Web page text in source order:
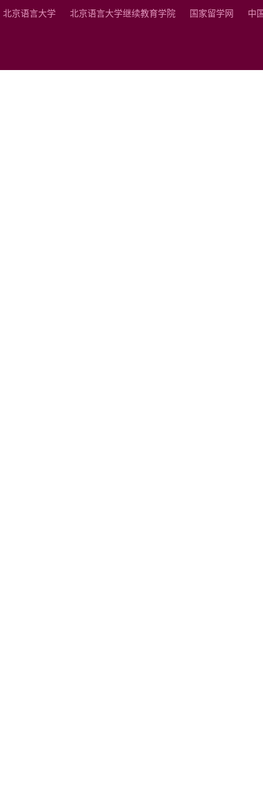
北京语言大学 北京语言大学继续教育学院 国家留学网 中